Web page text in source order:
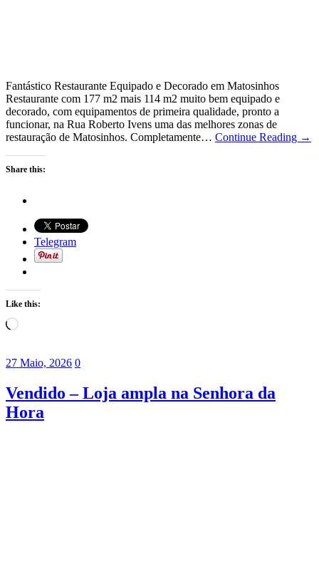
Fantástico Restaurante Equipado e Decorado em Matosinhos
Restaurante com 177 m2 mais 114 m2 muito bem equipado e
decorado, com equipamentos de primeira qualidade, pronto a
funcionar, na Rua Roberto Ivens uma das melhores zonas de
restauração de Matosinhos. Completamente… Continue Reading →
Share this:
Telegram
Like this:
Loading…
27 Maio, 2026 0
Vendido – Loja ampla na Senhora da
Hora